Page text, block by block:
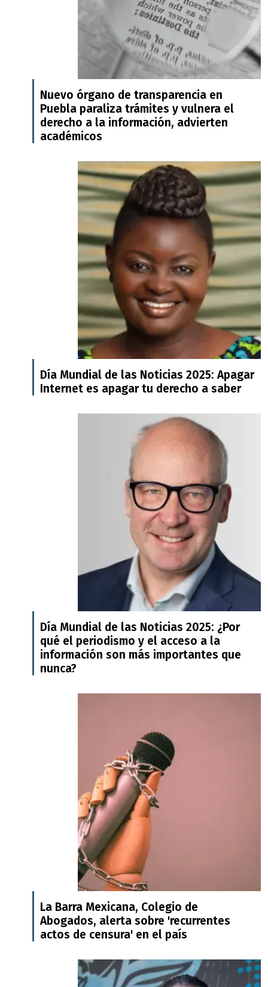
Nuevo órgano de transparencia en
Puebla paraliza trámites y vulnera el
derecho a la información, advierten
académicos
Día Mundial de las Noticias 2025: Apagar
Internet es apagar tu derecho a saber
Día Mundial de las Noticias 2025: ¿Por
qué el periodismo y el acceso a la
información son más importantes que
nunca?
La Barra Mexicana, Colegio de
Abogados, alerta sobre 'recurrentes
actos de censura' en el país